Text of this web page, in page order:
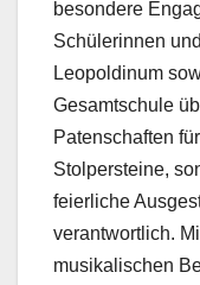
besondere
Schülerinnen
Leopoldinum
Gesamtschule
Patenschaften
Stolpersteine,
feierliche
verantwortlich.
musikalischen